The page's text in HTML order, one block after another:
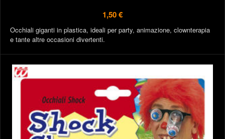
1,50 €
Occhiali giganti in plastica, ideali per party, animazione, clownterapia
e tante altre occasioni divertenti.